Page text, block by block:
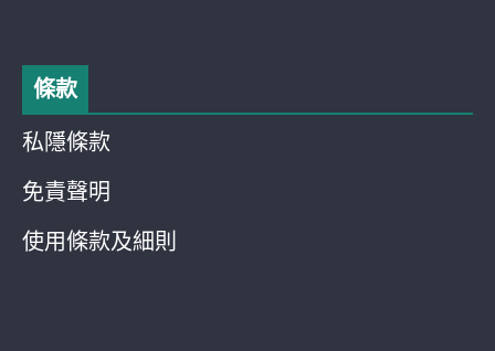
條款
私隱條款
免責聲明
使用條款及細則